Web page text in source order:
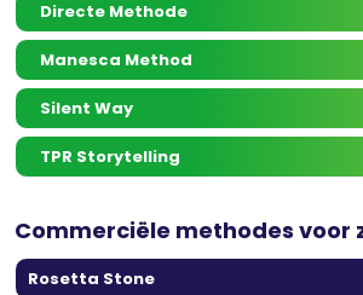
Directe Methode
Manesca Method
Silent Way
TPR Storytelling
Commerciële methodes voor
Rosetta Stone